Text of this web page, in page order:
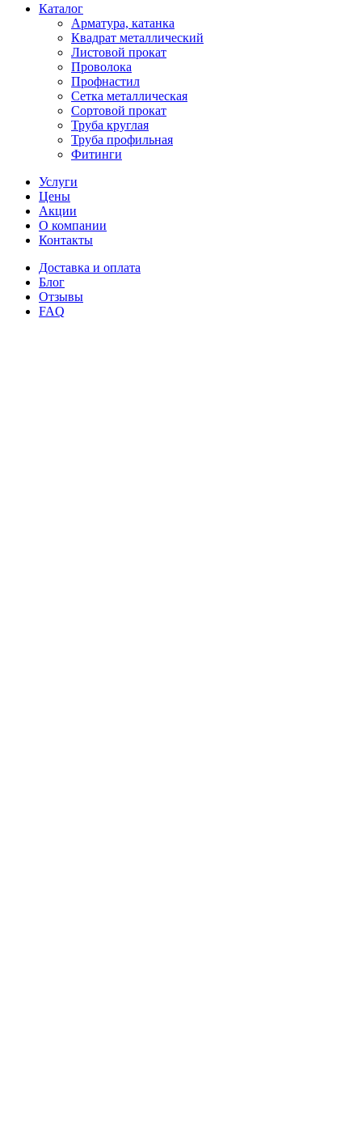
Каталог
Арматура, катанка
Квадрат металлический
Листовой прокат
Проволока
Профнастил
Сетка металлическая
Сортовой прокат
Труба круглая
Труба профильная
Фитинги
Услуги
Цены
Акции
О компании
Контакты
Доставка и оплата
Блог
Отзывы
FAQ